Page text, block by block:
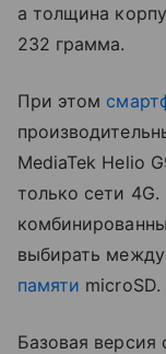
а толщина
232 грамма.
При этом
MediaTek Helio
только сети
выбирать
памяти microSD.
Базовая версия